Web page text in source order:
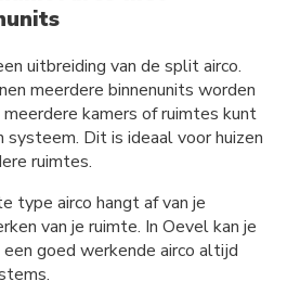
uitbreiding van de split airco.
meerdere binnenunits worden
kamers of ruimtes kunt
Dit is ideaal voor huizen
ruimtes.
type airco hangt af van je
van je ruimte. In Oevel kan je
goed werkende airco altijd